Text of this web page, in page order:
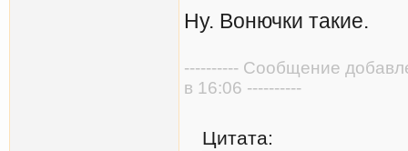
Ну. Вонючки такие.
---------- Сообщение
в 16:06 ----------
Цитата: